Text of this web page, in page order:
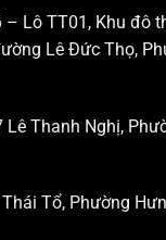
–
thẩm
Công
cao
– Lô TT01, Khu đô
Lê Đức Thọ,
Lê Thanh Nghị,
Tổ, Phường